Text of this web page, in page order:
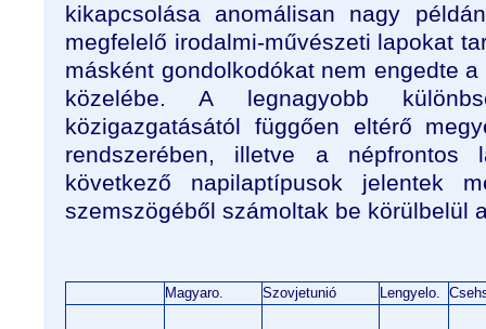
kikapcsolása anomálisan nagy
megfelelő irodalmi-művészeti lapokat
másként gondolkodókat nem engedte
közelébe. A legnagyobb
közigazgatásától függően eltérő
rendszerében, illetve a népfrontos
következő napilaptípusok jelentek
szemszögéből számoltak be körülbelül
Magyaro. Szovjetunió Lengyelo.